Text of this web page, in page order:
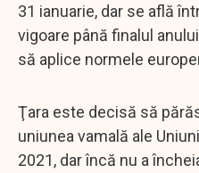
31 ianuarie, dar se află
vigoare până finalul
să aplice normele
Ţara este decisă să
uniunea vamală ale
2021, dar încă nu a